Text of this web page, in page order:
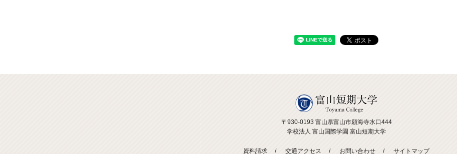
〒930-0193 富山県富山市願海寺水口444
学校法人 富山国際学園 富山短期大学
資料請求 交通アクセス お問い合わせ サイトマップ